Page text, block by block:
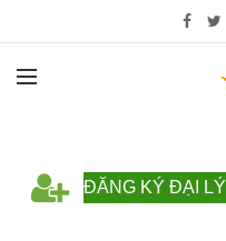
ĐĂNG KÝ ĐẠI LÝ